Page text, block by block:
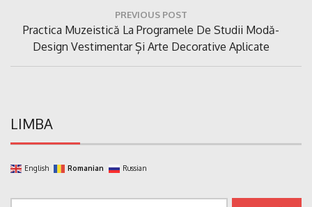
articole
PREVIOUS POST
Previous
Post:
Practica Muzeistică La Programele De Studii Modă-
Design Vestimentar Și Arte Decorative Aplicate
LIMBA
English Romanian Russian